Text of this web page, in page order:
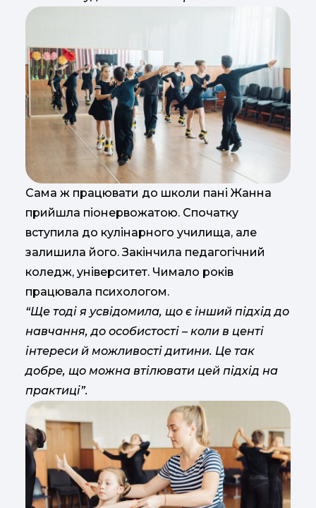
Сама ж працювати до школи пані Жанна
прийшла піонервожатою. Спочатку
вступила до кулінарного училища, але
залишила його. Закінчила педагогічний
коледж, університет. Чимало років
працювала психологом.
“Ще тоді я усвідомила, що є інший підхід до
навчання, до особистості – коли в центі
інтереси й можливості дитини. Це так
добре, що можна втілювати цей підхід на
практиці”.